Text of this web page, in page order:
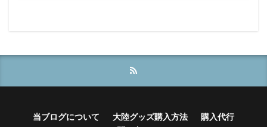
当ブログについて 大陸グッズ購入方法
購入代行